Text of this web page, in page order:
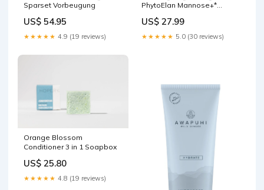
Sparset Vorbeugung
US$ 54.95
★★★★★ 4.9 (19 reviews)
PhytoElan Mannose+*
US$ 27.99
★★★★★ 5.0 (30 reviews)
Orange Blossom
Conditioner 3 in 1 Soapbox
US$ 25.80
★★★★★ 4.8 (19 reviews)